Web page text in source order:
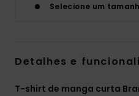
Selecione um
Detalhes e
T-shirt de manga curta